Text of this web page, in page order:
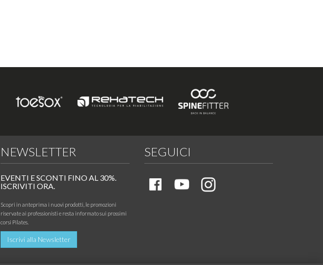
NEWSLETTER
EVENTI E SCONTI FINO AL 30%.
ISCRIVITI ORA.
Scopri in anteprima i nuovi prodotti, le promozioni
riservate ai professionisti e resta informato sui prossimi
corsi Pilates.
Iscrivi alla Newsletter
SEGUICI